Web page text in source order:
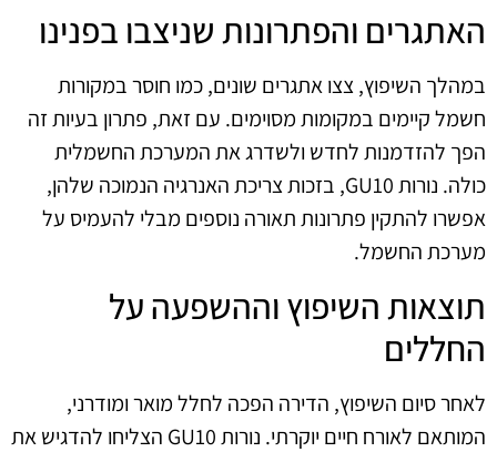
האתגרים והפתרונות שניצבו בפנינו
במהלך השיפוץ, צצו אתגרים שונים, כמו חוסר במקורות
חשמל קיימים במקומות מסוימים. עם זאת, פתרון בעיות זה
הפך להזדמנות לחדש ולשדרג את המערכת החשמלית
כולה. נורות GU10, בזכות צריכת האנרגיה הנמוכה שלהן,
אפשרו להתקין פתרונות תאורה נוספים מבלי להעמיס על
מערכת החשמל.
תוצאות השיפוץ וההשפעה על
החללים
לאחר סיום השיפוץ, הדירה הפכה לחלל מואר ומודרני,
המותאם לאורח חיים יוקרתי. נורות GU10 הצליחו להדגיש את